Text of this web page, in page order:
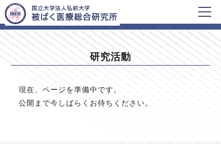
HOME 研究活動
研究活動
現在、ページを準備中です。
公開まで今しばらくお待ちください。